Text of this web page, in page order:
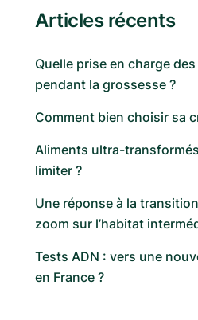
Articles récents
Quelle prise en charge
pendant la grossesse ?
Comment bien choisir sa
Aliments ultra-
limiter ?
Une réponse à la
zoom sur l’habitat
Tests ADN : vers une
en France ?